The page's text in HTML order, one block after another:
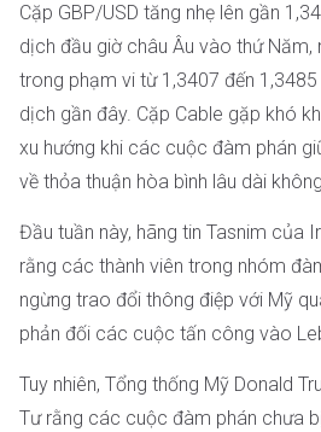
Cặp GBP/USD tăng nhẹ lên gần
dịch đầu giờ châu Âu vào thứ Năm,
trong phạm vi từ 1,3407 đến
dịch gần đây. Cặp Cable gặp khó
xu hướng khi các cuộc đàm phán
về thỏa thuận hòa bình lâu dài
Đầu tuần này, hãng tin Tasnim của
rằng các thành viên trong nhóm
ngừng trao đổi thông điệp với Mỹ
phản đối các cuộc tấn công vào
Tuy nhiên, Tổng thống Mỹ Donald
Tư rằng các cuộc đàm phán chưa